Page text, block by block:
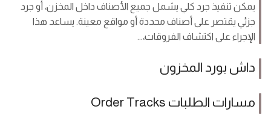
يمكن تنفيذ جرد كلي يشمل جميع الأصناف داخل المخزن، أو جرد
جزئي يقتصر على أصناف محددة أو مواقع معينة. يساعد هذا
الإجراء على اكتشاف الفروقات،...
داش بورد المخزون
مسارات الطلبات Order Tracks